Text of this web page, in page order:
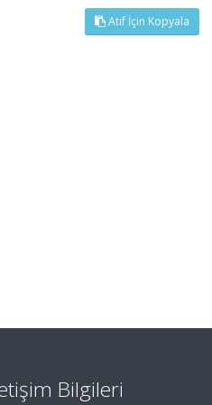
Atıf İçin Kopyala
Bilgileri